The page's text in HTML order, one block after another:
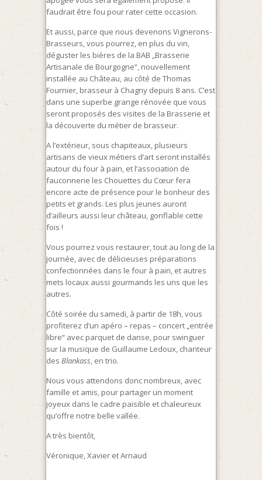
faudrait être fou pour rater cette occasion.
Et aussi, parce que nous devenons Vignerons-
Brasseurs, vous pourrez, en plus du vin,
déguster les bières de la BAB „Brasserie
Artisanale de Bourgogne“, nouvellement
installée au Château, au côté de Thomas
Fournier, brasseur à Chagny depuis 8 ans. C’est
dans une superbe grange rénovée que vous
seront proposés des visites de la Brasserie et
la découverte du métier de brasseur.
A l’extérieur, sous chapiteaux, plusieurs
artisans de vieux métiers d’art seront installés
autour du four à pain, et l’association de
fauconnerie les Chouettes du Cœur fera
encore acte de présence pour le bonheur des
petits et grands. Les plus jeunes auront
d’ailleurs aussi leur château, gonflable cette
fois !
Vous pourrez vous restaurer, tout au long de la
journée, avec de délicieuses préparations
confectionnées dans le four à pain, et autres
mets locaux aussi gourmands les uns que les
autres.
Côté soirée du samedi, à partir de 18h, vous
profiterez d’un apéro – repas – concert „entrée
libre“ avec parquet de danse, pour swinguer
sur la musique de Guillaume Ledoux, chanteur
des Blankass , en trio.
Nous vous attendons donc nombreux, avec
famille et amis, pour partager un moment
joyeux dans le cadre paisible et chaleureux
qu’offre notre belle vallée.
A très bientôt,
Véronique, Xavier et Arnaud